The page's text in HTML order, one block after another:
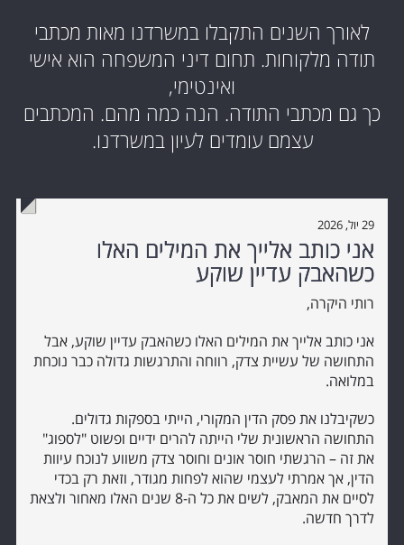
לאורך השנים התקבלו במשרדנו מאות מכתבי
תודה מלקוחות. תחום דיני המשפחה הוא אישי
ואינטימי,
כך גם מכתבי התודה. הנה כמה מהם. המכתבים
עצמם עומדים לעיון במשרדנו.
29 יול, 2026
אני כותב אלייך את המילים האלו
כשהאבק עדיין שוקע
רותי היקרה,
אני כותב אלייך את המילים האלו כשהאבק עדיין שוקע, אבל
התחושה של עשיית צדק, רווחה והתרגשות גדולה כבר נוכחת
במלואה.
כשקיבלנו את פסק הדין המקורי, הייתי בספקות גדולים.
התחושה הראשונית שלי הייתה להרים ידיים ופשוט "לספוג"
את זה – הרגשתי חוסר אונים וחוסר צדק משווע לנוכח עיוות
הדין, אך אמרתי לעצמי שהוא לפחות מגודר, וזאת רק בכדי
לסיים את המאבק, לשים את כל ה-8 שנים האלו מאחור ולצאת
לדרך חדשה.